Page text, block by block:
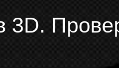
3D.